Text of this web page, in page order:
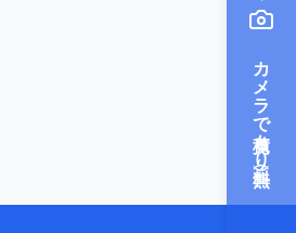
カメラで見積もり（無料）